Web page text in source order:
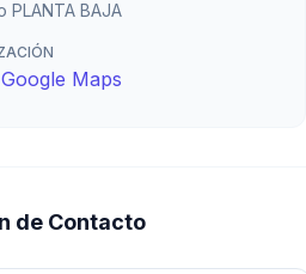
PLANTA BAJA
Maps
de Contacto